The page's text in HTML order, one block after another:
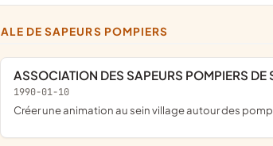
DE SAPEURS POMPIERS
ASSOCIATION DES SAPEURS POMPIERS
1990-01-10
créer une animation au sein village autour des